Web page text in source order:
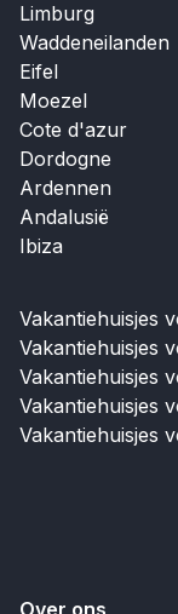
Limburg
Waddeneilanden
Eifel
Moezel
Cote d'azur
Dordogne
Ardennen
Andalusië
Ibiza
Vakantiehuisjes
Vakantiehuisjes
Vakantiehuisjes
Vakantiehuisjes
Vakantiehuisjes
Over ons